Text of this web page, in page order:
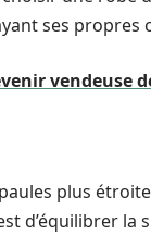
ses propres
vendeuse
plus
d’équilibrer la